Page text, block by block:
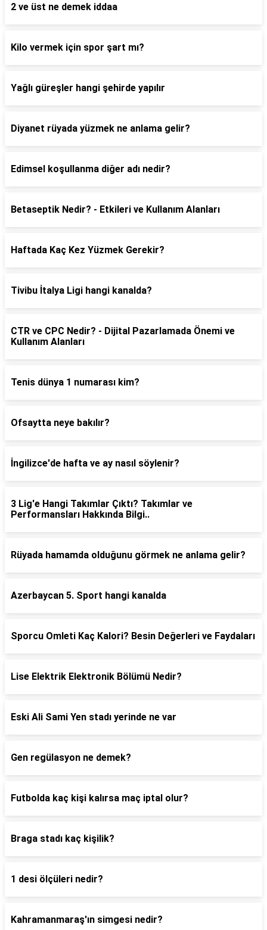
2 ve üst ne demek iddaa
Kilo vermek için spor şart mı?
Yağlı güreşler hangi şehirde yapılır
Diyanet rüyada yüzmek ne anlama gelir?
Edimsel koşullanma diğer adı nedir?
Betaseptik Nedir? - Etkileri ve Kullanım Alanları
Haftada Kaç Kez Yüzmek Gerekir?
Tivibu İtalya Ligi hangi kanalda?
CTR ve CPC Nedir? - Dijital Pazarlamada Önemi ve
Kullanım Alanları
Tenis dünya 1 numarası kim?
Ofsaytta neye bakılır?
İngilizce'de hafta ve ay nasıl söylenir?
3 Lig'e Hangi Takımlar Çıktı? Takımlar ve
Performansları Hakkında Bilgi..
Rüyada hamamda olduğunu görmek ne anlama gelir?
Azerbaycan 5. Sport hangi kanalda
Sporcu Omleti Kaç Kalori? Besin Değerleri ve Faydaları
Lise Elektrik Elektronik Bölümü Nedir?
Eski Ali Sami Yen stadı yerinde ne var
Gen regülasyon ne demek?
Futbolda kaç kişi kalırsa maç iptal olur?
Braga stadı kaç kişilik?
1 desi ölçüleri nedir?
Kahramanmaraş'ın simgesi nedir?